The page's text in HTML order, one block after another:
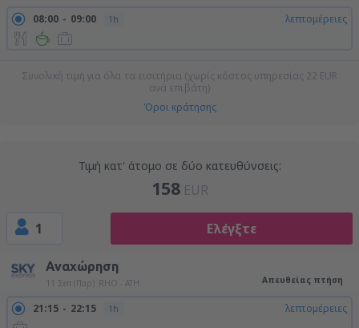
08:00 09:00 1h λεπτομέρειες
Συνολική τιμή για όλα τα εισιτήρια (χωρίς κόστος υπηρεσίας 22 EUR
ανά επιβάτη)
Όροι κράτησης
Τιμή κατ' άτομο σε δύο κατευθύνσεις:
158 EUR
1 Ελέγξτε
Αναχώρηση
11 Σεπ (Παρ) RHO - ATH Απευθείας πτήση
21:15 22:15 1h λεπτομέρειες